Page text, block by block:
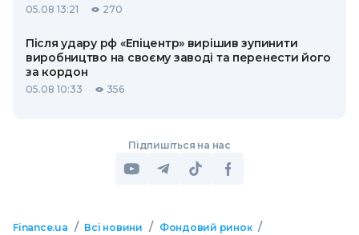
05.08 13:21 270
Після удару рф «Епіцентр» вирішив зупинити
виробництво на своєму заводі та перенести його
за кордон
05.08 10:33 356
Підпишіться на нас
Finance.ua / Всі новини / Фондовий ринок /